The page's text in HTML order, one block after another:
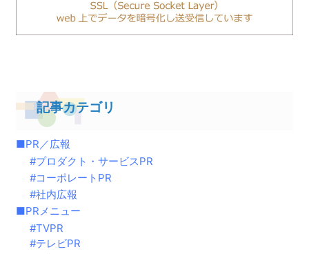
記事カテゴリ
PR／広報
プロダクト・サービスPR
コーポレートPR
社内広報
PRメニュー
TVPR
テレビPR